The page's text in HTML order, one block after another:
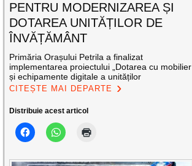
PENTRU MODERNIZAREA ȘI
DOTAREA UNITĂȚILOR DE
ÎNVĂȚĂMÂNT
Primăria Orașului Petrila a finalizat
implementarea proiectului „Dotarea cu mobilier
și echipamente digitale a unităților
CITEȘTE MAI DEPARTE
Distribuie acest articol